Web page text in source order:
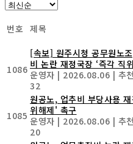
번호 제목
1086
[속보] 원주시청 공무원노
비 논란 재정국장 ‘즉각 직위
운영자 | 2026.08.06 | 추
32
1085
원공노, 업추비 부당사용
위해제' 촉구
운영자 | 2026.08.06 | 추
20